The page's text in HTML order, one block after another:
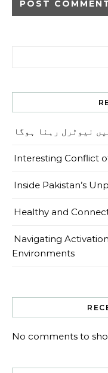
نیوٹرل رہنا ہوگا
Interesting Conflict
Inside Pakistan’s
Healthy and
Navigating
Environments
No comments to